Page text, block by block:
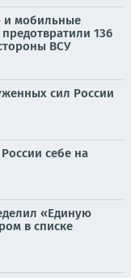
и мобильные
136
ВСУ
сил России
себe на
«Единую
в списке